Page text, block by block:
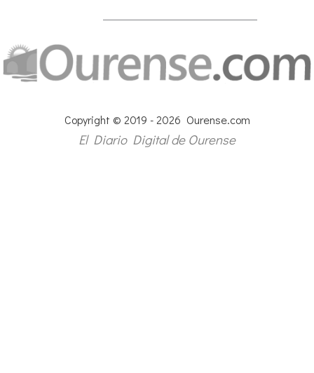
Copyright © 2019 - 2026 Ourense.com
El Diario Digital de Ourense